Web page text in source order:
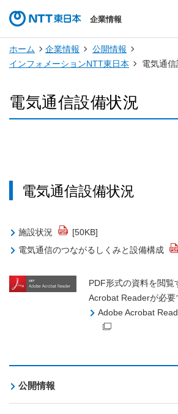
企業情報
ホーム 企業情報
公開情報
インフォメーションNTT東日本
電気通
電気通信設備状況
電気通信設備状況
施設状況
[50KB]
電気通信のつながるしくみと設備構成
PDF形式の資料を閲覧
Acrobat Readerが必要
Adobe Acrobat
公開情報